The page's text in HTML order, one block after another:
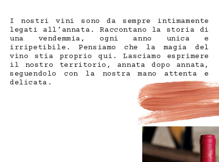
I nostri vini sono da sempre intimamente
legati all’annata. Raccontano la storia di
una vendemmia, ogni anno unica e
irripetibile. Pensiamo che la magia del
vino stia proprio qui. Lasciamo esprimere
il nostro territorio, annata dopo annata,
seguendolo con la nostra mano attenta e
delicata.